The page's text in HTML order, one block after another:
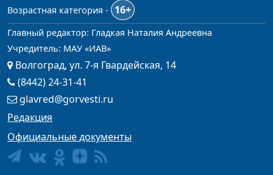
Возрастная категория -
16+
Главный редактор: Гладкая Наталия Андреевна
Учредитель: МАУ «ИАВ»
Волгоград, ул. 7-я Гвардейская, 14
(8442) 24-31-41
glavred@gorvesti.ru
Редакция
Официальные документы